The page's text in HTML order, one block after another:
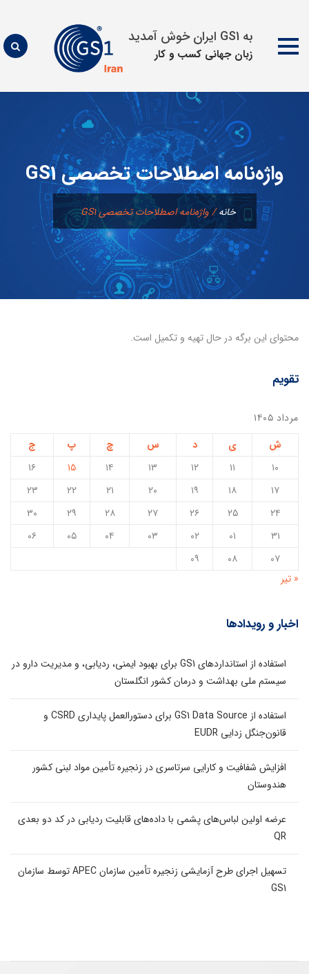
به GS1 ایران خوش آمدید
زبان جهانی كسب و كار
محتوا
واژه‌نامه اصطلاحات تخصصی GS1
خانه/واژه‌نامه اصطلاحات تخصصی GS1
محتوای این برگه در حال تهیه و تکمیل است.
تقویم
مرداد ۱۴۰۵
ش
ی د س چ پ
ج
۱۰
۱۱ ۱۲ ۱۳ ۱۴ ۱۵
۱۶
۱۷
۱۸ ۱۹ ۲۰ ۲۱ ۲۲
۲۳
۲۴
۲۵ ۲۶ ۲۷ ۲۸ ۲۹
۳۰
۳۱
۰۱ ۰۲ ۰۳ ۰۴ ۰۵
۰۶
۰۷
۰۸
۰۹
« تیر
اخبار و رویدادها
استفاده از استانداردهای GS1 برای بهبود ایمنی، ردیابی، و مدیریت دارو در
سیستم ملی بهداشت و درمان کشور انگلستان
استفاده از GS1 Data Source برای دستورالعمل پایداری CSRD و
قانون‌جنگل زدایی EUDR
افزایش شفافیت و کارایی سرتاسری در زنجیره تأمین مواد لبنی کشور
هندوستان
عرضه اولین لباس‌های پشمی با داده‌های قابلیت ردیابی در کد دو بعدی
QR
تسهیل اجرای طرح آزمایشی زنجیره تأمین سازمان APEC توسط سازمان
GS1